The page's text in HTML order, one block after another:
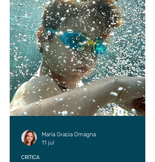
CRÍTICA
María Gracia Omagna
11 jul